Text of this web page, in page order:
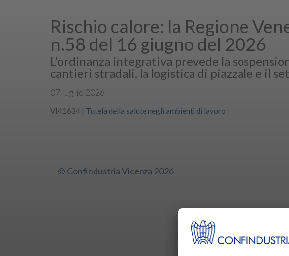
Rischio calore: la Regione
n.58 del 16 giugno del 2026
L’ordinanza integrativa prevede la
cantieri stradali, la logistica di piazzale e il
07 luglio 2026
VI41634 | Tutela della salute negli ambienti di lavoro
© Confindustria Vicenza 2026